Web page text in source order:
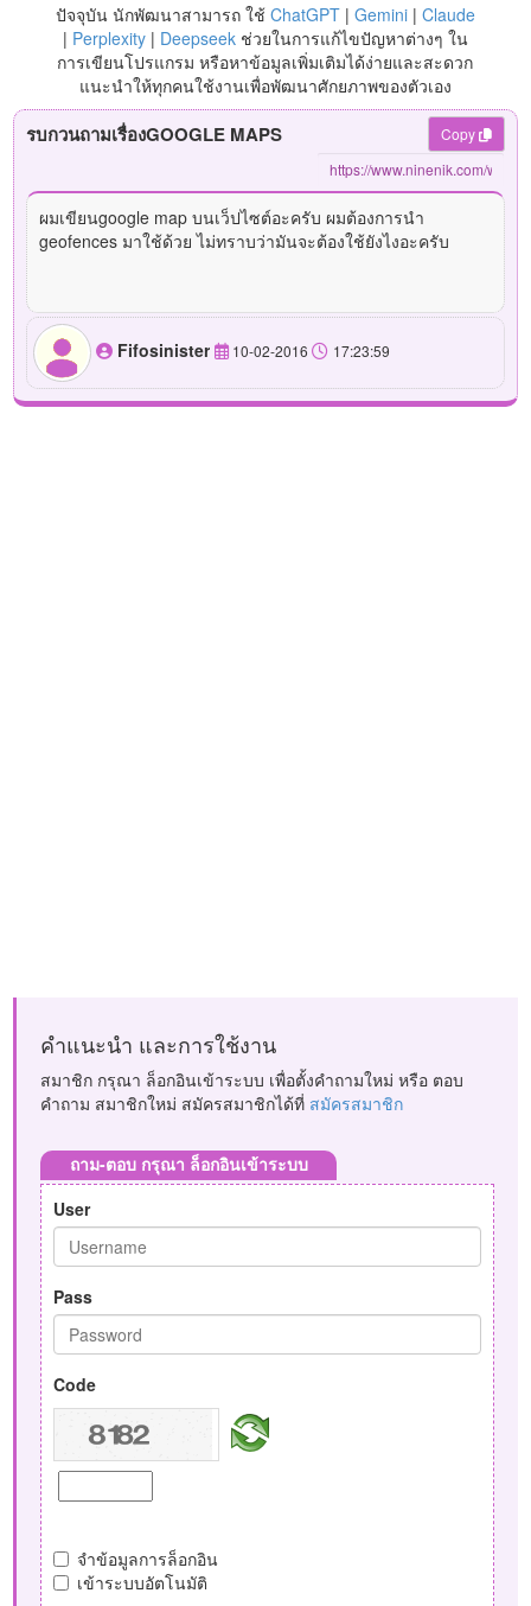
ปัจจุบัน นักพัฒนาสามารถ ใช้ ChatGPT| Gemini| Claude
| Perplexity| Deepseekช่วยในการแก้ไขปัญหาต่างๆ ใน
การเขียนโปรแกรม หรือหาข้อมูลเพิ่มเติมได้ง่ายและสะดวก
แนะนำให้ทุกคนใช้งานเพื่อพัฒนาศักยภาพของตัวเอง
รบกวนถามเรื่องGOOGLE MAPS Copy
ผมเขียนgoogle map บนเว็ปไซต์อะครับ ผมต้องการนำ
geofences มาใช้ด้วย ไม่ทราบว่ามันจะต้องใช้ยังไงอะครับ
Fifosinister 10-02-2016 17:23:59
คำแนะนำ และการใช้งาน
สมาชิก กรุณา ล็อกอินเข้าระบบ เพื่อตั้งคำถามใหม่ หรือ ตอบ
คำถาม สมาชิกใหม่ สมัครสมาชิกได้ที่ สมัครสมาชิก
ถาม-ตอบ กรุณา ล็อกอินเข้าระบบ
User
Pass
Code
จำข้อมูลการล็อกอิน
เข้าระบบอัตโนมัติ